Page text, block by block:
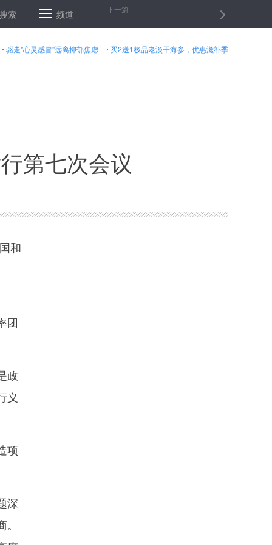
近重要城镇 纽约金价２５日下跌 纽约油价２５日上涨
搜索 频道 下一篇
驱走"心灵感冒"远离抑郁焦虑 买2送1极品老淡干海参，优惠滋补季
第七次会议
和
团
政
义
项
深